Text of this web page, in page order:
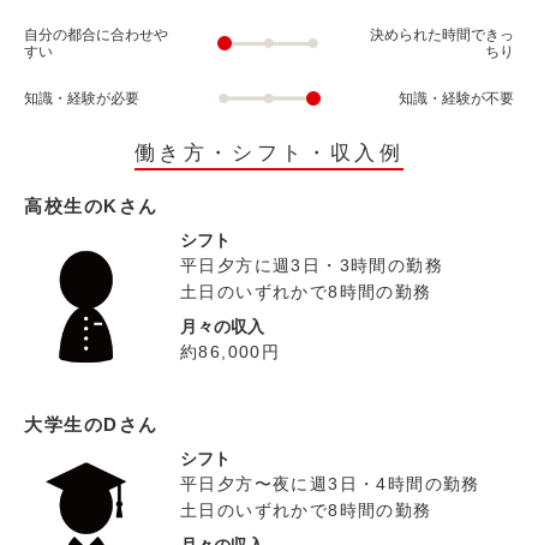
自分の都合に合わせや
すい
決められた時間できっ
ちり
知識・経験が必要 知識・経験が不要
働き方・シフト・収入例
高校生のKさん
シフト
平日夕方に週3日・3時間の勤務
土日のいずれかで8時間の勤務
月々の収入
約86,000円
大学生のDさん
シフト
平日夕方〜夜に週3日・4時間の勤務
土日のいずれかで8時間の勤務